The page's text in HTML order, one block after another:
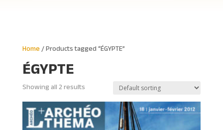
Home / Products tagged “ÉGYPTE”
ÉGYPTE
Showing all 2 results